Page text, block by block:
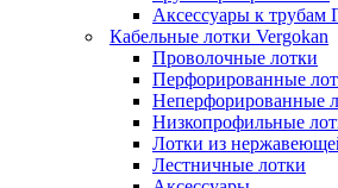
Аксессуары к
Кабельные лотки Vergokan
Проволочные лотки
Перфорированные
Неперфорированные
Низкопрофильные
Лотки из
Лестничные лотки